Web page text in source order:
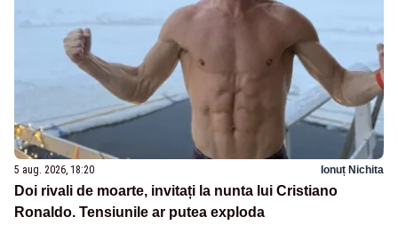
5 aug. 2026, 18:20 Ionuț Nichita
Doi rivali de moarte, invitați la nunta lui Cristiano
Ronaldo. Tensiunile ar putea exploda